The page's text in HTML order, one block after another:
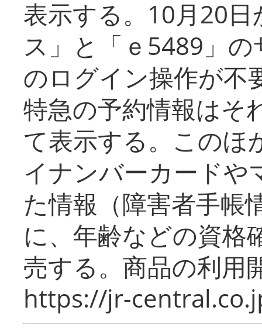
表示する。10月20
ス」と「ｅ5489」
のログイン操作が不
特急の予約情報はそ
て表示する。このほ
イナンバーカードや
た情報（障害者手帳
に、年齢などの資格
売する。商品の利用
https://jr-